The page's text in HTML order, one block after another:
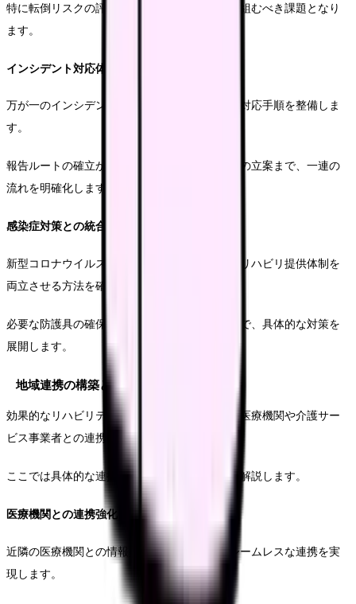
特に転倒リスクの評価と対策は、重点的に取り組むべき課題となり
ます。
インシデント対応体制の確立
万が一のインシデント発生時に備え、具体的な対応手順を整備しま
す。
報告ルートの確立から、原因分析、再発防止策の立案まで、一連の
流れを明確化します。
感染症対策との統合
新型コロナウイルス等の感染症対策と、通常のリハビリ提供体制を
両立させる方法を確立します。
必要な防護具の確保から、ゾーニングの実施まで、具体的な対策を
展開します。
地域連携の構築と強化
効果的なリハビリテーション提供には、地域の医療機関や介護サー
ビス事業者との連携が不可欠です。
ここでは具体的な連携体制の構築方法について解説します。
医療機関との連携強化
近隣の医療機関との情報共有体制を確立し、シームレスな連携を実
現します。